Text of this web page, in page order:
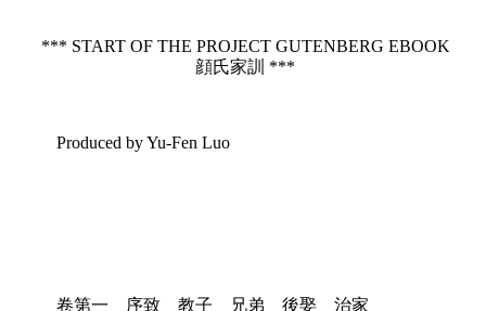
*** START OF THE PROJECT GUTENBERG EBOOK
顔氏家訓 ***
Produced by Yu-Fen Luo
卷第一 序致 教子 兄弟 後娶 治家